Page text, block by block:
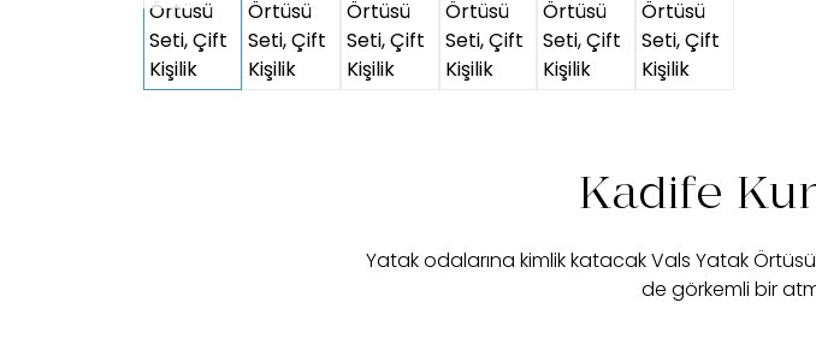
Kadife
Yatak odalarına kimlik katacak Vals Yatak
de görkemli bir